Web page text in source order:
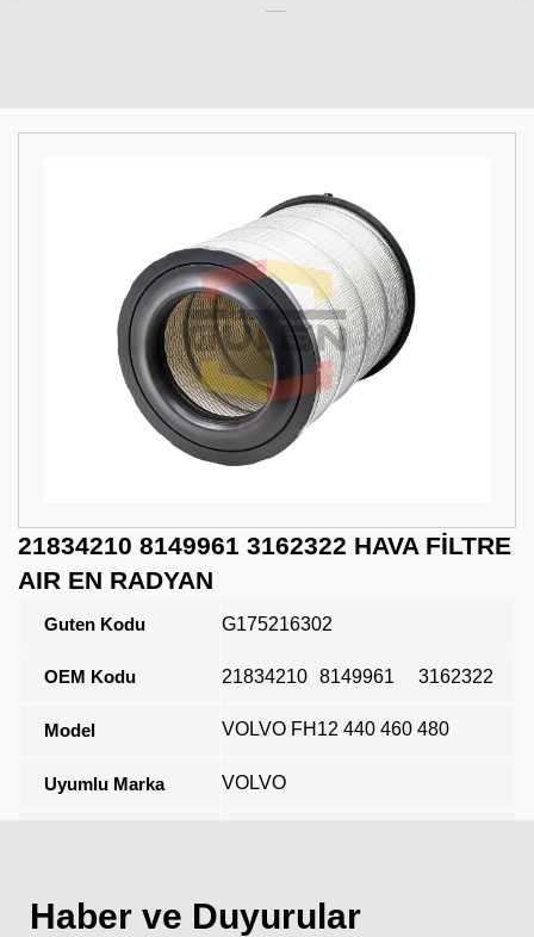
21834210 8149961 3162322 HAVA FİLTRE
AIR EN RADYAN
Guten Kodu G175216302
OEM Kodu 21834210 8149961 3162322
Model VOLVO FH12 440 460 480
Uyumlu Marka VOLVO
Haber ve Duyurular